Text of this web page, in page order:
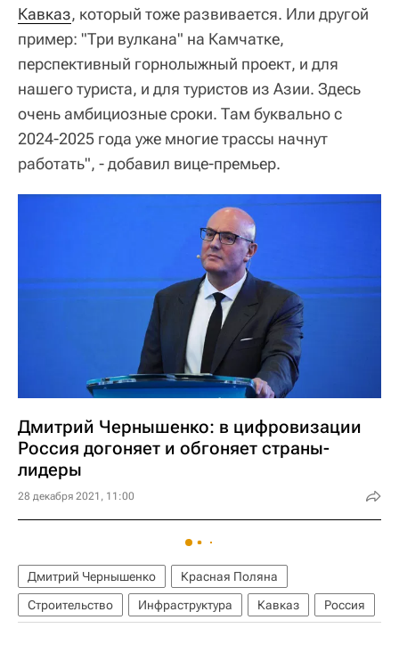
Кавказ, который тоже развивается. Или другой
пример: "Три вулкана" на Камчатке,
перспективный горнолыжный проект, и для
нашего туриста, и для туристов из Азии. Здесь
очень амбициозные сроки. Там буквально с
2024-2025 года уже многие трассы начнут
работать", - добавил вице-премьер.
Дмитрий Чернышенко: в цифровизации
Россия догоняет и обгоняет страны-
лидеры
28 декабря 2021, 11:00
Дмитрий Чернышенко
Красная Поляна
Строительство
Инфраструктура Кавказ Россия